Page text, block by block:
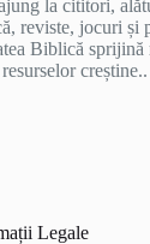
la cititori,
reviste, jocuri și
Biblică sprijină
creștine..
Legale